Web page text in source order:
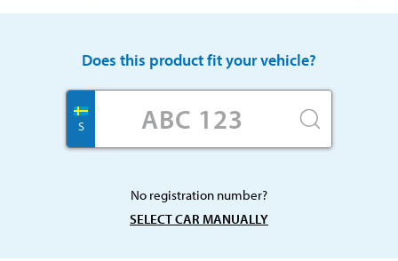
Does this product fit your vehicle?
S
No registration number?
SELECT CAR MANUALLY